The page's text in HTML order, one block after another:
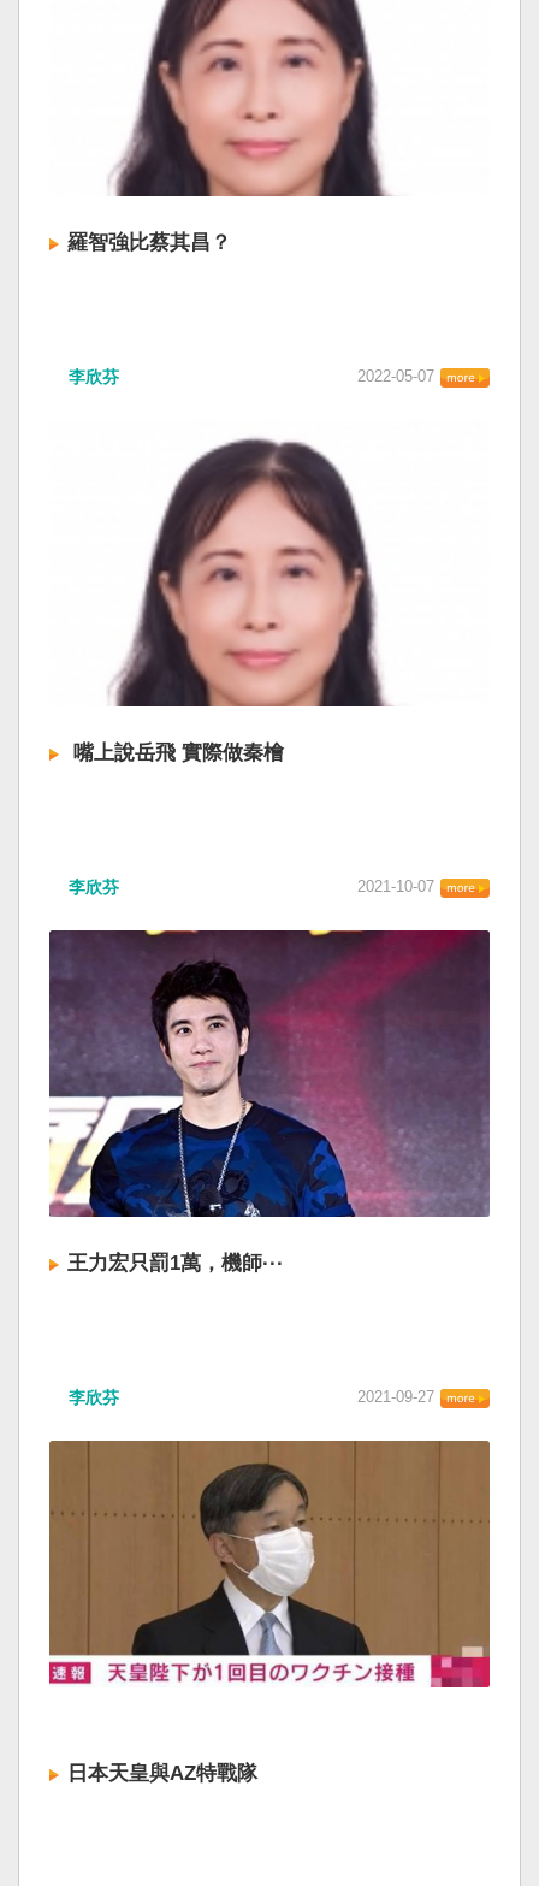
羅智強比蔡其昌？
李欣芬 2022-05-07
嘴上說岳飛 實際做秦檜
李欣芬 2021-10-07
王力宏只罰1萬，機師···
李欣芬 2021-09-27
日本天皇與AZ特戰隊